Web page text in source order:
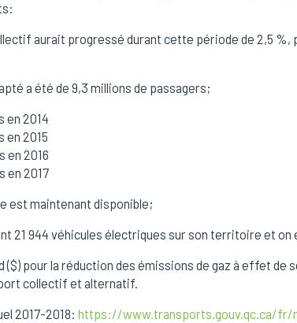
aurait progressé durant cette période de 2,5 %,
a été de 9,3 millions de passagers;
en 2014
en 2015
en 2016
en 2017
est maintenant disponible;
21 944 véhicules électriques sur son territoire et on
($) pour la réduction des émissions de gaz à effet de
collectif et alternatif.
2017-2018: https://www.transports.gouv.qc.ca/